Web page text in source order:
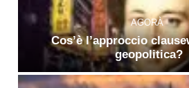
AGORÀ
Cos’è l’approccio
geopolitica?